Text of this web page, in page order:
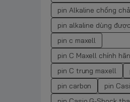
pin Alkaline chống
pin alkaline dùng
pin c maxell
pin C Maxell chính
pin C trung maxell
pin carbon
pin